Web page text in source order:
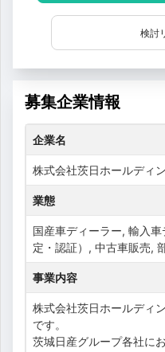
検討
募集企業情報
企業名
株式会社茨日ホールディ
業態
国産車ディーラー, 輸入
定・認証）, 中古車販売,
事業内容
株式会社茨日ホールディ
です。
茨城日産グループ各社に